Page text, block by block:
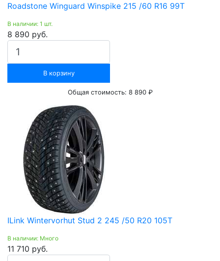
Roadstone Winguard Winspike 215 /60 R16 99T
В наличии: 1 шт.
8 890 руб.
В корзину
Общая стоимость: 8 890 ₽
ILink Wintervorhut Stud 2 245 /50 R20 105T
В наличии: Много
11 710 руб.